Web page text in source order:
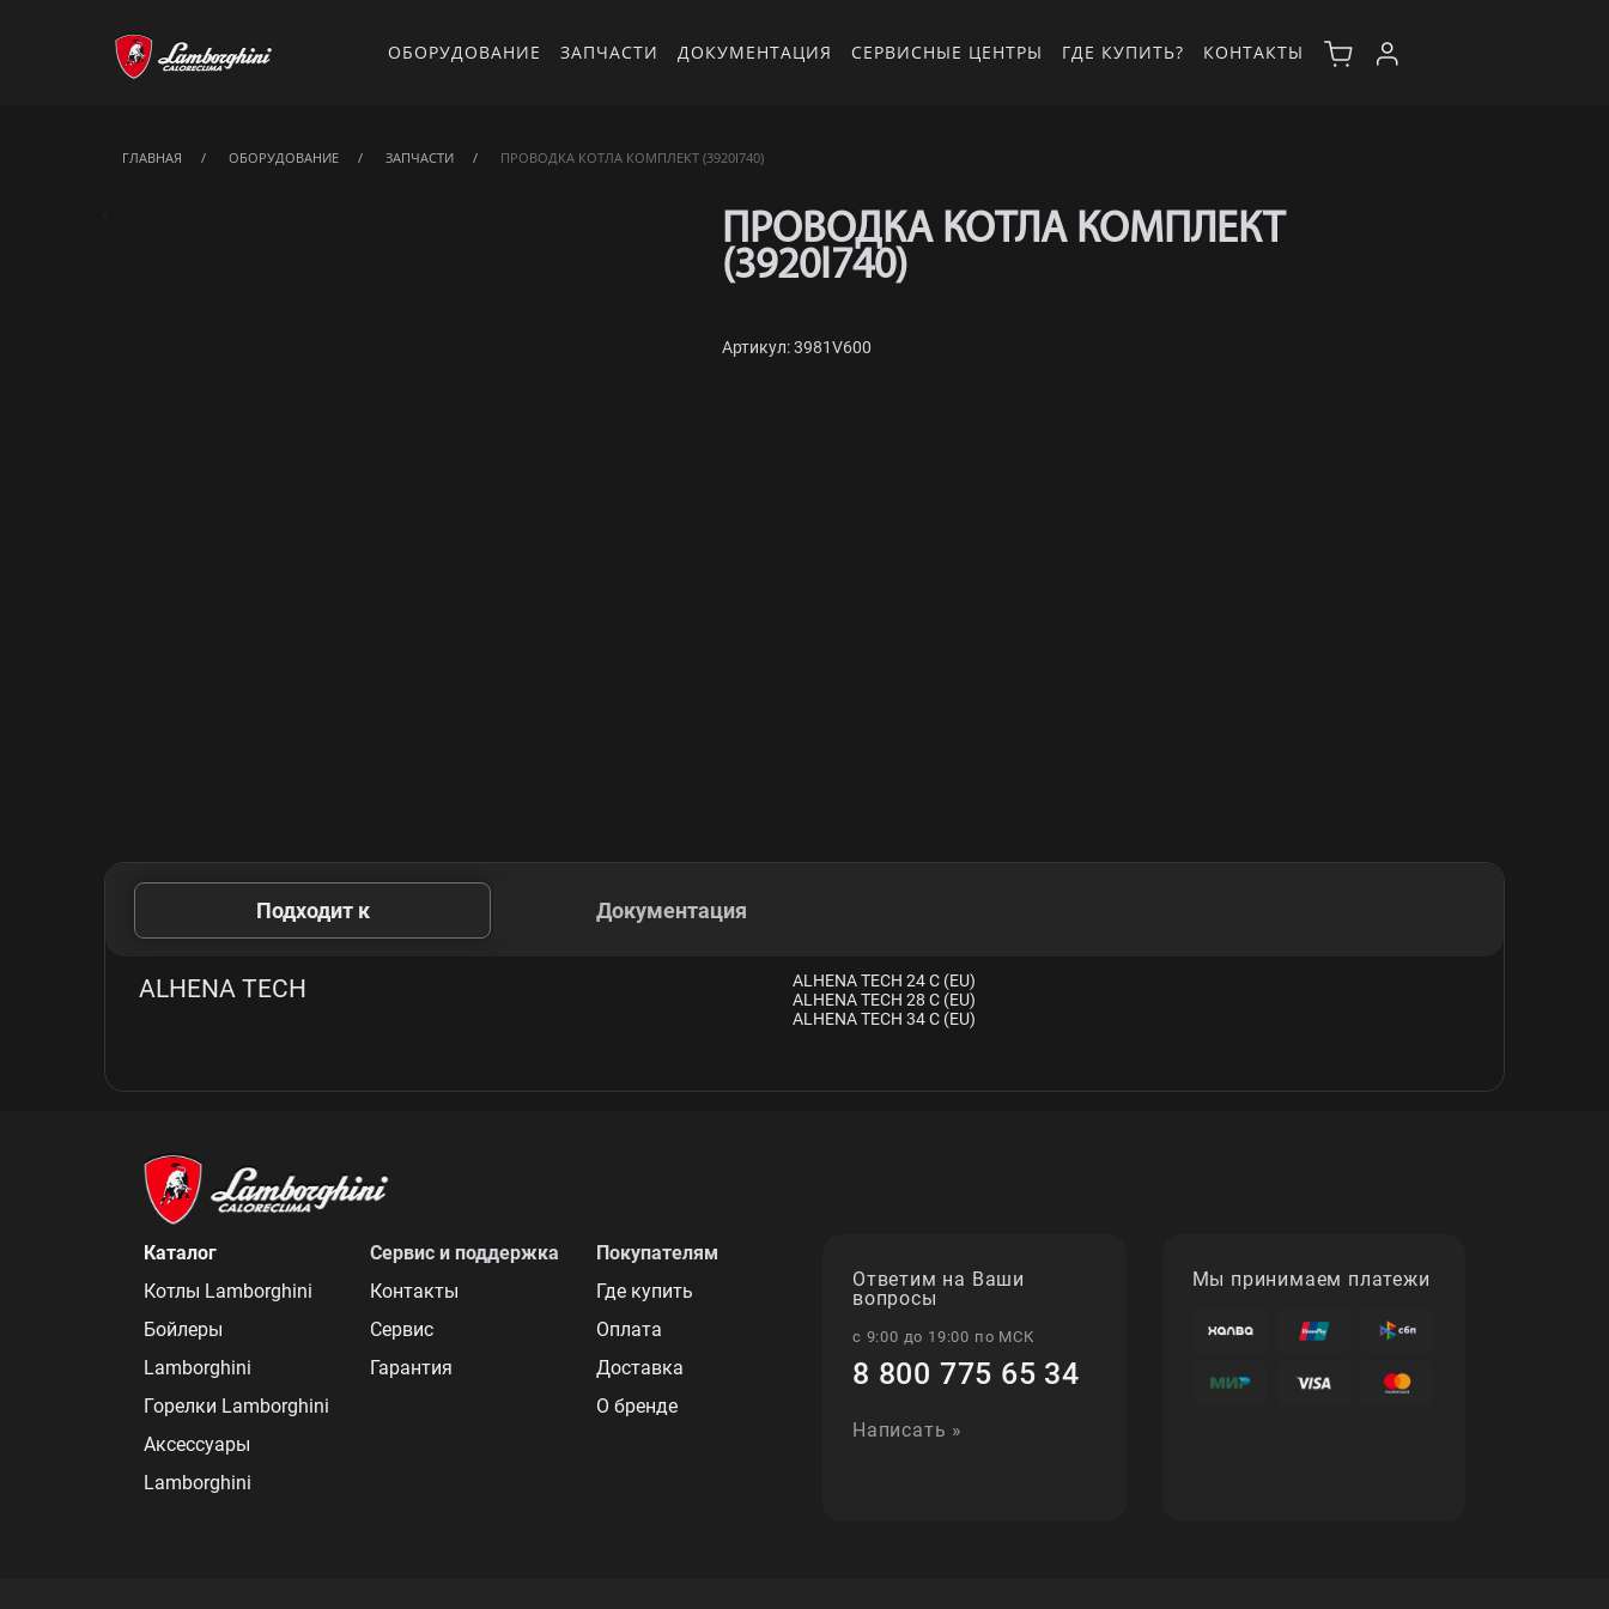
ОБОРУДОВАНИЕ ЗАПЧАСТИ ДОКУМЕНТАЦИЯ СЕРВИСНЫЕ ЦЕНТРЫ ГДЕ КУПИТЬ? КОНТАКТЫ
ГЛАВНАЯ ОБОРУДОВАНИЕ ЗАПЧАСТИ ПРОВОДКА КОТЛА КОМПЛЕКТ (3920I740)
ПРОВОДКА КОТЛА КОМПЛЕКТ
(3920I740)
Артикул: 3981V600
Подходит к Документация
ALHENA TECH
ALHENA TECH 24 C (EU)
ALHENA TECH 28 C (EU)
ALHENA TECH 34 C (EU)
Каталог
Котлы Lamborghini
Бойлеры
Lamborghini
Горелки Lamborghini
Аксессуары
Lamborghini
Сервис и поддержка
Контакты
Сервис
Гарантия
Покупателям
Где купить
Оплата
Доставка
О бренде
Ответим на Ваши
вопросы
с 9:00 до 19:00 по МСК
8 800 775 65 34
Написать »
Мы принимаем платежи